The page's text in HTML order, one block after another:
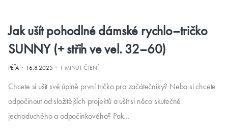
Jak ušít pohodlné dámské rychlo–tričko
SUNNY (+ střih ve vel. 32–60)
PÉŤA· 16.8.2025 · 1 MINUT ČTENÍ
Chcete si ušít své úplně první tričko pro začátečníky? Nebo si chcete
odpočinout od složitějších projektů a ušít si něco skutečně
jednoduchého a odpočinkového? Pak…